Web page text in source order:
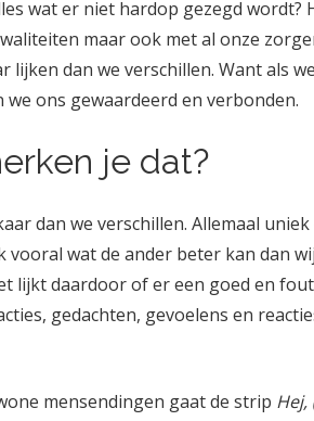
wat er niet hardop gezegd
maar ook met al onze
lijken dan we verschillen. Want als
ons gewaardeerd en verbonden.
je dat?
dan we verschillen. Allemaal
vooral wat de ander beter kan dan
lijkt daardoor of er een goed en
gedachten, gevoelens en
mensendingen gaat de strip Hej,